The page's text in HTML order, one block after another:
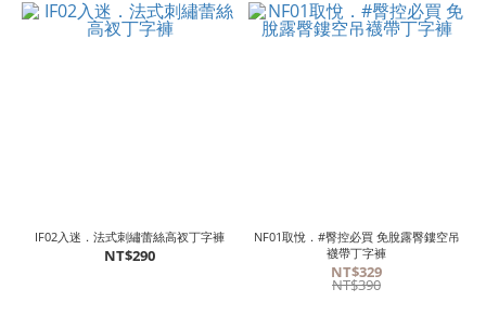
IF02入迷．法式刺繡蕾絲高衩丁字褲
NT$290
NF01取悅．#臀控必買 免脫露臀鏤空吊
襪帶丁字褲
NT$329
NT$390